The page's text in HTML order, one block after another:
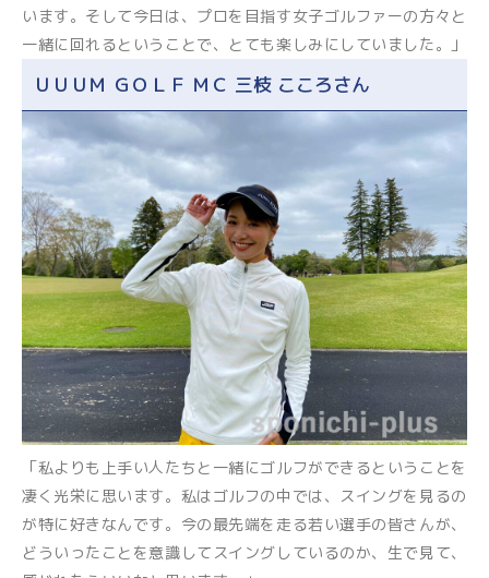
います。そして今日は、プロを目指す女子ゴルファーの方々と
一緒に回れるということで、とても楽しみにしていました。」
ＵＵＵＭ ＧＯＬＦ ＭＣ 三枝 こころさん
「私よりも上手い人たちと一緒にゴルフができるということを
凄く光栄に思います。私はゴルフの中では、スイングを見るの
が特に好きなんです。今の最先端を走る若い選手の皆さんが、
どういったことを意識してスイングしているのか、生で見て、